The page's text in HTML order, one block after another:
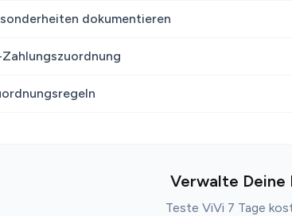
dokumentieren
Zahlungszuordnung
Verwalte Deine
Teste ViVi 7 Tage